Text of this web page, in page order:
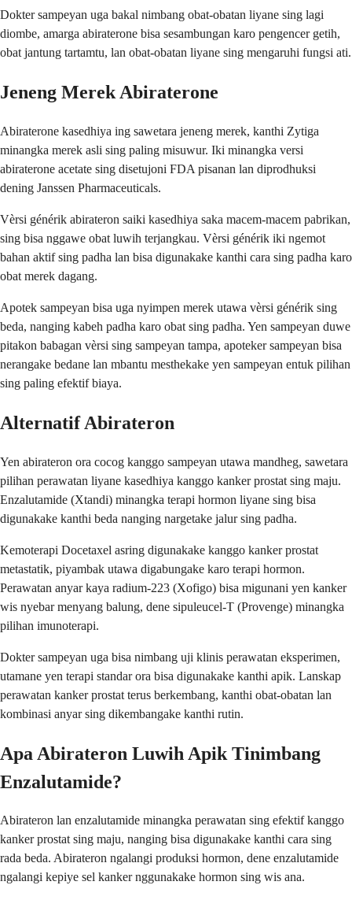
Dokter sampeyan uga bakal nimbang obat-obatan liyane sing lagi
diombe, amarga abiraterone bisa sesambungan karo pengencer getih,
obat jantung tartamtu, lan obat-obatan liyane sing mengaruhi fungsi ati.
Jeneng Merek Abiraterone
Abiraterone kasedhiya ing sawetara jeneng merek, kanthi Zytiga
minangka merek asli sing paling misuwur. Iki minangka versi
abiraterone acetate sing disetujoni FDA pisanan lan diprodhuksi
dening Janssen Pharmaceuticals.
Vèrsi générik abirateron saiki kasedhiya saka macem-macem pabrikan,
sing bisa nggawe obat luwih terjangkau. Vèrsi générik iki ngemot
bahan aktif sing padha lan bisa digunakake kanthi cara sing padha karo
obat merek dagang.
Apotek sampeyan bisa uga nyimpen merek utawa vèrsi générik sing
beda, nanging kabeh padha karo obat sing padha. Yen sampeyan duwe
pitakon babagan vèrsi sing sampeyan tampa, apoteker sampeyan bisa
nerangake bedane lan mbantu mesthekake yen sampeyan entuk pilihan
sing paling efektif biaya.
Alternatif Abirateron
Yen abirateron ora cocog kanggo sampeyan utawa mandheg, sawetara
pilihan perawatan liyane kasedhiya kanggo kanker prostat sing maju.
Enzalutamide (Xtandi) minangka terapi hormon liyane sing bisa
digunakake kanthi beda nanging nargetake jalur sing padha.
Kemoterapi Docetaxel asring digunakake kanggo kanker prostat
metastatik, piyambak utawa digabungake karo terapi hormon.
Perawatan anyar kaya radium-223 (Xofigo) bisa migunani yen kanker
wis nyebar menyang balung, dene sipuleucel-T (Provenge) minangka
pilihan imunoterapi.
Dokter sampeyan uga bisa nimbang uji klinis perawatan eksperimen,
utamane yen terapi standar ora bisa digunakake kanthi apik. Lanskap
perawatan kanker prostat terus berkembang, kanthi obat-obatan lan
kombinasi anyar sing dikembangake kanthi rutin.
Apa Abirateron Luwih Apik Tinimbang
Enzalutamide?
Abirateron lan enzalutamide minangka perawatan sing efektif kanggo
kanker prostat sing maju, nanging bisa digunakake kanthi cara sing
rada beda. Abirateron ngalangi produksi hormon, dene enzalutamide
ngalangi kepiye sel kanker nggunakake hormon sing wis ana.